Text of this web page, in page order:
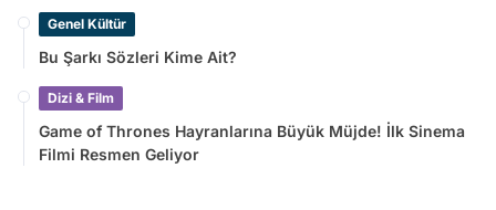
Genel Kültür
Bu Şarkı Sözleri Kime Ait?
Dizi & Film
Game of Thrones Hayranlarına Büyük Müjde! İlk Sinema
Filmi Resmen Geliyor